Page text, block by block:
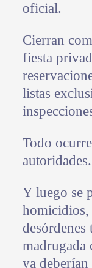
oficial.
Cierran
fiesta
listas
Todo
autoridades.
Y luego se
homicidios,
madrugada
ya deberían